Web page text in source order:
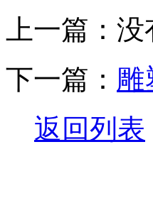
上一篇：没
下一篇： 雕
返回列表